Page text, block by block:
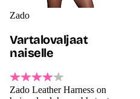
Zado
Vartalovaljaat
naiselle
Zado Leather Harness on